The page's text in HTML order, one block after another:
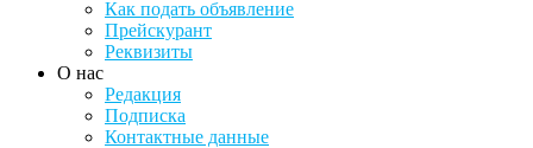
Как подать объявление
Прейскурант
Реквизиты
О нас
Редакция
Подписка
Контактные данные